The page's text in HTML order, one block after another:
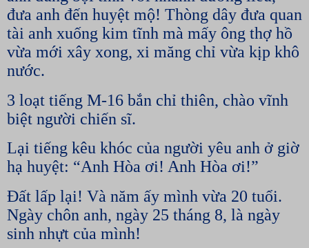
đưa anh đến huyệt mộ! Thòng dây đưa quan
tài anh xuống kim tĩnh mà mấy ông thợ hồ
vừa mới xây xong, xi măng chỉ vừa kịp khô
nước.
3 loạt tiếng M-16 bắn chỉ thiên, chào vĩnh
biệt người chiến sĩ.
Lại tiếng kêu khóc của người yêu anh ở giờ
hạ huyệt: “Anh Hòa ơi! Anh Hòa ơi!”
Đất lấp lại! Và năm ấy mình vừa 20 tuổi.
Ngày chôn anh, ngày 25 tháng 8, là ngày
sinh nhựt của mình!